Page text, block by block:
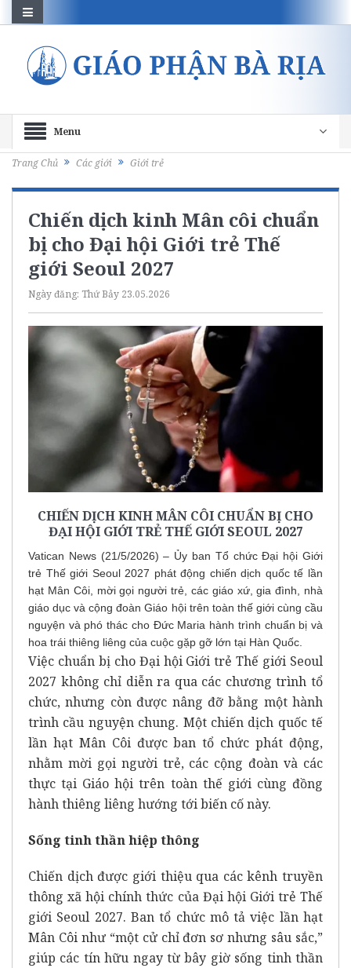
Menu
Trang Chủ Các giới Giới trẻ
Chiến dịch kinh Mân côi chuẩn
bị cho Đại hội Giới trẻ Thế
giới Seoul 2027
Ngày đăng: Thứ Bảy 23.05.2026
CHIẾN DỊCH KINH MÂN CÔI CHUẨN BỊ CHO
ĐẠI HỘI GIỚI TRẺ THẾ GIỚI SEOUL 2027
Vatican News (21/5/2026) – Ủy ban Tổ chức Đại hội Giới
trẻ Thế giới Seoul 2027 phát động chiến dịch quốc tế lần
hạt Mân Côi, mời gọi người trẻ, các giáo xứ, gia đình, nhà
giáo dục và cộng đoàn Giáo hội trên toàn thế giới cùng cầu
nguyện và phó thác cho Đức Maria hành trình chuẩn bị và
hoa trái thiêng liêng của cuộc gặp gỡ lớn tại Hàn Quốc.
Việc chuẩn bị cho Đại hội Giới trẻ Thế giới Seoul
2027 không chỉ diễn ra qua các chương trình tổ
chức, nhưng còn được nâng đỡ bằng một hành
trình cầu nguyện chung. Một chiến dịch quốc tế
lần hạt Mân Côi được ban tổ chức phát động,
nhằm mời gọi người trẻ, các cộng đoàn và các
thực tại Giáo hội trên toàn thế giới cùng đồng
hành thiêng liêng hướng tới biến cố này.
Sống tinh thần hiệp thông
Chiến dịch được giới thiệu qua các kênh truyền
thông xã hội chính thức của Đại hội Giới trẻ Thế
giới Seoul 2027. Ban tổ chức mô tả việc lần hạt
Mân Côi như “một cử chỉ đơn sơ nhưng sâu sắc,”
giúp các tín hữu ngay từ bây giờ sống tinh thần